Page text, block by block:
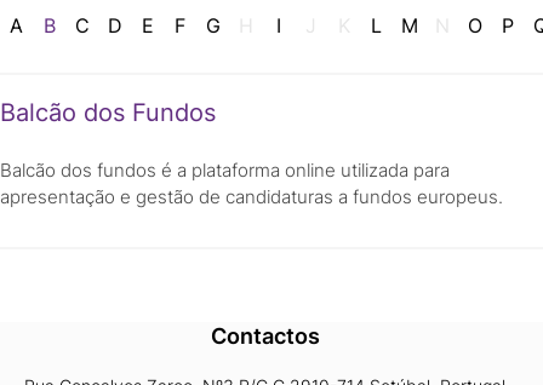
A B C D E F G H I J K L M N O P
Balcão dos Fundos
Balcão dos fundos é a plataforma online utilizada para
apresentação e gestão de candidaturas a fundos europeus.
Contactos